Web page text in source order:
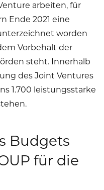
arbeiten, für
Ende 2021 eine
worden
Vorbehalt der
steht. Innerhalb
des Joint Ventures
1.700 leistungsstarke
Budgets
für die